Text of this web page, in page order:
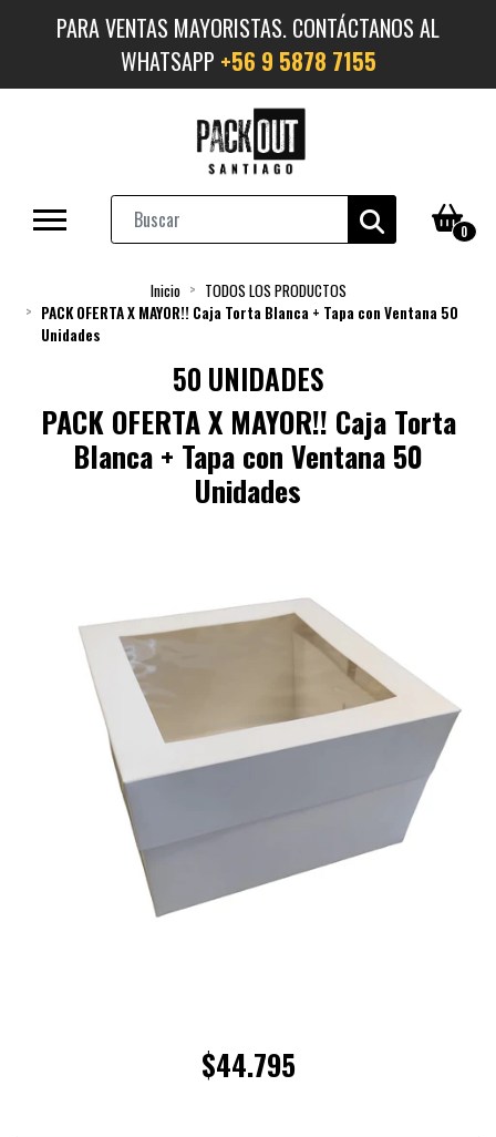
PARA VENTAS MAYORISTAS. CONTÁCTANOS AL
WHATSAPP +56 9 5878 7155
0
Inicio
TODOS LOS PRODUCTOS
PACK OFERTA X MAYOR!! Caja Torta Blanca + Tapa con Ventana 50
Unidades
50 UNIDADES
PACK OFERTA X MAYOR!! Caja Torta
Blanca + Tapa con Ventana 50
Unidades
$44.795